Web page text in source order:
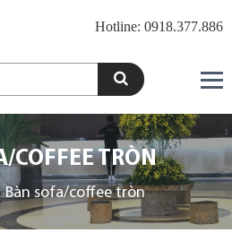
Hotline: 0918.377.886
COFFEE TRÒN
Bàn sofa/coffee tròn